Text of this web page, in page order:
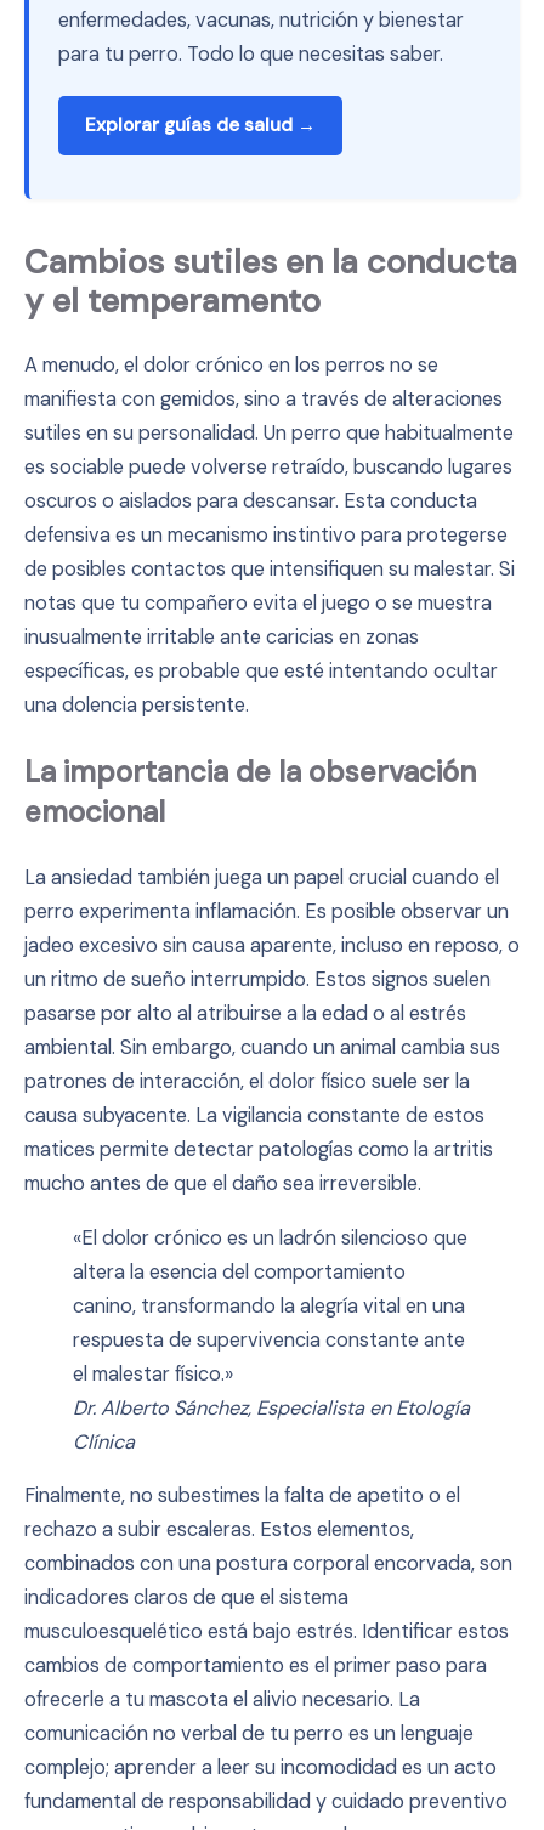
enfermedades, vacunas, nutrición y bienestar
para tu perro. Todo lo que necesitas saber.
Explorar guías de salud →
Cambios sutiles en la conducta
y el temperamento
A menudo, el dolor crónico en los perros no se
manifiesta con gemidos, sino a través de alteraciones
sutiles en su personalidad. Un perro que habitualmente
es sociable puede volverse retraído, buscando lugares
oscuros o aislados para descansar. Esta conducta
defensiva es un mecanismo instintivo para protegerse
de posibles contactos que intensifiquen su malestar. Si
notas que tu compañero evita el juego o se muestra
inusualmente irritable ante caricias en zonas
específicas, es probable que esté intentando ocultar
una dolencia persistente.
La importancia de la observación
emocional
La ansiedad también juega un papel crucial cuando el
perro experimenta inflamación. Es posible observar un
jadeo excesivo sin causa aparente, incluso en reposo, o
un ritmo de sueño interrumpido. Estos signos suelen
pasarse por alto al atribuirse a la edad o al estrés
ambiental. Sin embargo, cuando un animal cambia sus
patrones de interacción, el dolor físico suele ser la
causa subyacente. La vigilancia constante de estos
matices permite detectar patologías como la artritis
mucho antes de que el daño sea irreversible.
«El dolor crónico es un ladrón silencioso que
altera la esencia del comportamiento
canino, transformando la alegría vital en una
respuesta de supervivencia constante ante
el malestar físico.»
Dr. Alberto Sánchez, Especialista en Etología
Clínica
Finalmente, no subestimes la falta de apetito o el
rechazo a subir escaleras. Estos elementos,
combinados con una postura corporal encorvada, son
indicadores claros de que el sistema
musculoesquelético está bajo estrés. Identificar estos
cambios de comportamiento es el primer paso para
ofrecerle a tu mascota el alivio necesario. La
comunicación no verbal de tu perro es un lenguaje
complejo; aprender a leer su incomodidad es un acto
fundamental de responsabilidad y cuidado preventivo